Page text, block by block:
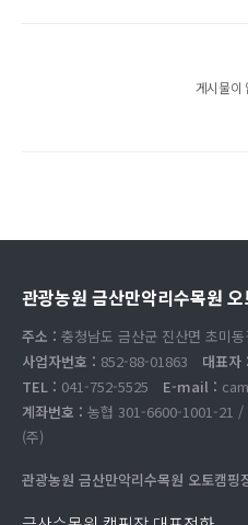
게시물이
관광농원 금산만악리수목원
주소 : 충청남도 금산군 진산면 초미
사업자번호 : 852-88-01863 대표자 :
TEL : 041-752-5525 E-mail :
계좌번호 : 농협 301-6600-1001-21 /
(주)
관광농원 금산만악리수목원 오토캠핑